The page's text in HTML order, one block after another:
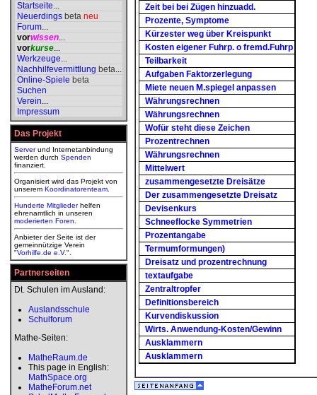
Startseite...
Neuerdings beta neu
Forum...
vorwissen...
vorkurse...
Werkzeuge...
Nachhilfevermittlung beta...
Online-Spiele beta
Suchen
Verein...
Impressum
Das Projekt
Serverund Internetanbindung
werden durch Spenden
finanziert.
Organisiert wird das Projekt von
unserem Koordinatorenteam
Hunderte Mitgliederhelfen
ehrenamtlich in unseren
moderierten Foren
Anbieter der Seite ist der
gemeinnützige Verein
"Vorhilfe.de e.V.".
Partnerseiten
Dt. Schulen im Ausland:
Auslandsschule
Schulforum
Mathe-Seiten:
MatheRaum.de
This page in English:
MathSpace.org
MatheForum.net
Zeit bei bei Zügen hinzuadd.
Prozente, Symptome
Kürzester weg über Kreispunkt
Kosten eigener Fuhrp. o fremd.Fuhrp
Teilbarkeit
Aufgaben Faktorzerlegung
Miete neuen M.spiegel anpassen
Währungsrechnen
Währungsrechnen
Wofür steht diese Zeichen
Prozentrechnen
Währungsrechnen
Mittelwert
zusammengesetzte Dreisätze
Der zusammengesetzte Dreisatz
Devisenkurs
Schneeflocke Symmetrien
Prozentangabe
Termumformungen)
Dreisatz und prozentrechnung
textaufgabe
Zentraltropfer
Definitionsbereich
Kurvendiskussion
Wirts. Anwendung-Kosten/Gewinn
Ausklammern
Ausklammern